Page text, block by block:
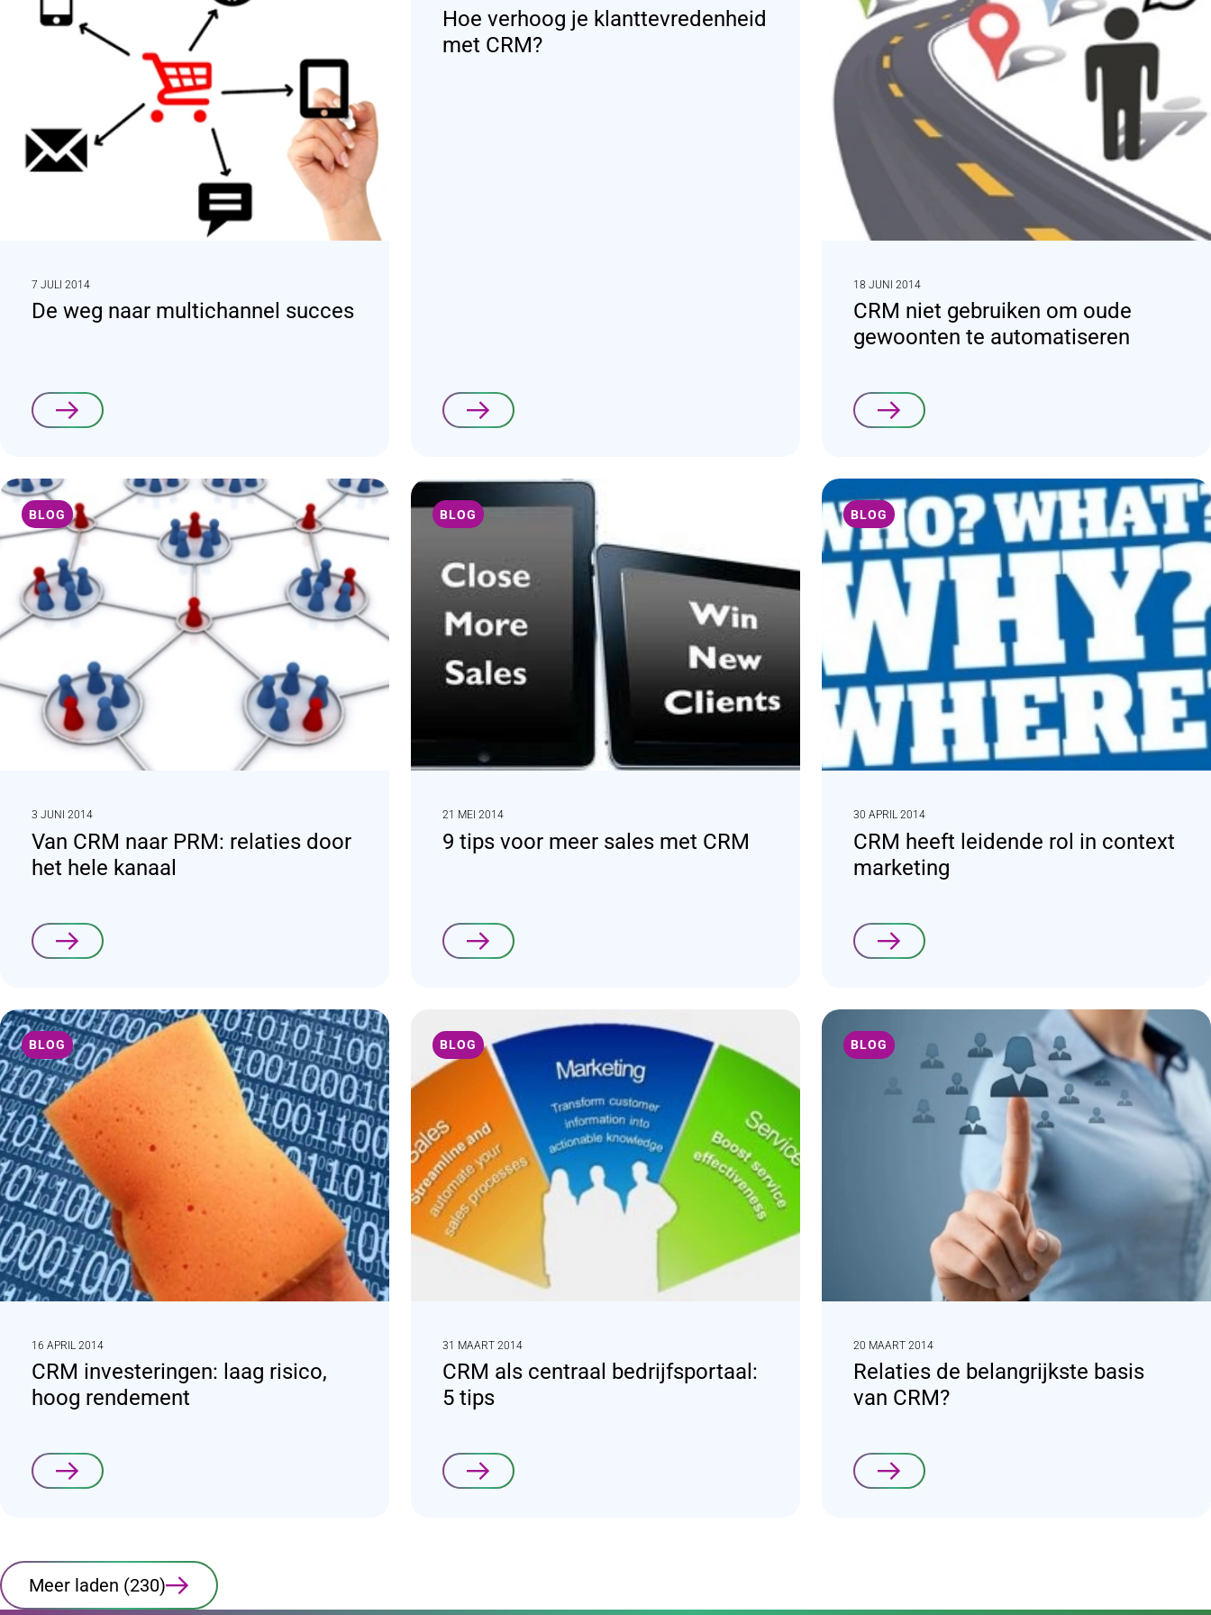
7 JULI 2014
De weg naar multichannel succes
Lees verder
Hoe verhoog je klanttevredenheid
met CRM?
Lees verder
18 JUNI 2014
CRM niet gebruiken om oude
gewoonten te automatiseren
Lees verder
BLOG
3 JUNI 2014
Van CRM naar PRM: relaties door
het hele kanaal
Lees verder
BLOG
21 MEI 2014
9 tips voor meer sales met CRM
Lees verder
BLOG
30 APRIL 2014
CRM heeft leidende rol in context
marketing
Lees verder
BLOG
16 APRIL 2014
CRM investeringen: laag risico,
hoog rendement
Lees verder
BLOG
31 MAART 2014
CRM als centraal bedrijfsportaal:
5 tips
Lees verder
BLOG
20 MAART 2014
Relaties de belangrijkste basis
van CRM?
Lees verder
Meer laden (230)